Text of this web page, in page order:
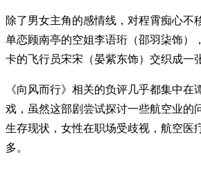
除了男女主角的感情线，对程霄痴心不
单恋顾南亭的空姐李语珩（邵羽柒饰）
卡的飞行员宋宋（晏紫东饰）交织成一
《向风而行》相关的负评几乎都集中在
戏，虽然这部剧尝试探讨一些航空业的
生存现状，女性在职场受歧视，航空医
多。